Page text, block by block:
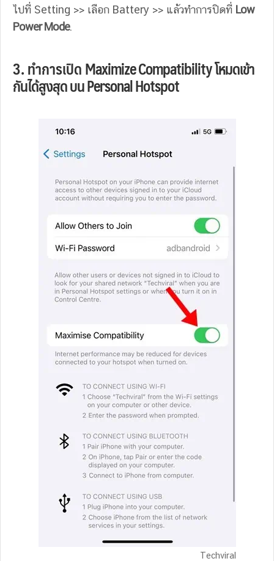
ไปที่ Setting >> เลือก Battery >> แล้วทำการปิดที่ Low
Power Mode.
3. ทำการเปิดMaximize Compatibility โหมดเข้า
กันได้สูงสุด บน Personal Hotspot
Techviral